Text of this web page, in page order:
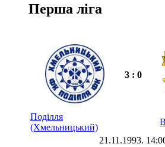
Перша ліга
3 : 0
Поділля
(Хмельницький)
21.11.1993.